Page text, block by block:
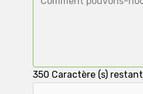
350 Caractère (s) restant